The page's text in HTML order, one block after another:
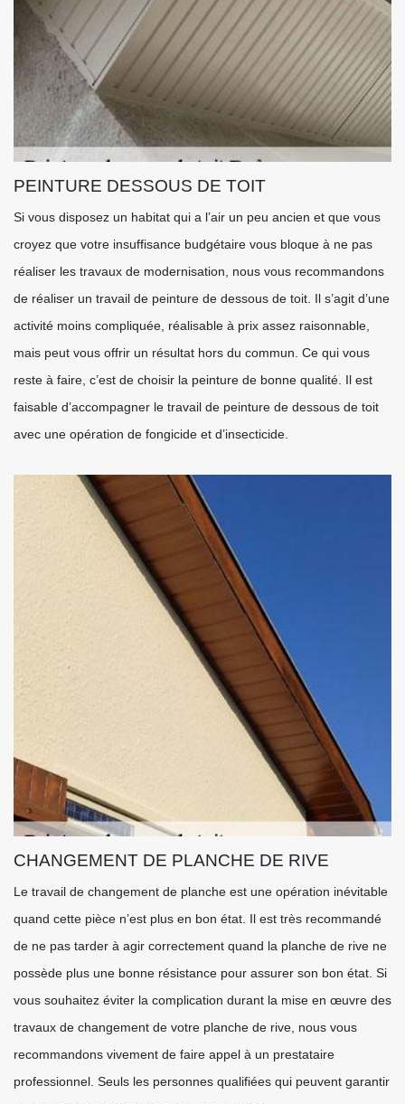
PEINTURE DESSOUS DE TOIT
Si vous disposez un habitat qui a l’air un peu ancien et que vous
croyez que votre insuffisance budgétaire vous bloque à ne pas
réaliser les travaux de modernisation, nous vous recommandons
de réaliser un travail de peinture de dessous de toit. Il s’agit d’une
activité moins compliquée, réalisable à prix assez raisonnable,
mais peut vous offrir un résultat hors du commun. Ce qui vous
reste à faire, c’est de choisir la peinture de bonne qualité. Il est
faisable d’accompagner le travail de peinture de dessous de toit
avec une opération de fongicide et d’insecticide.
CHANGEMENT DE PLANCHE DE RIVE
Le travail de changement de planche est une opération inévitable
quand cette pièce n’est plus en bon état. Il est très recommandé
de ne pas tarder à agir correctement quand la planche de rive ne
possède plus une bonne résistance pour assurer son bon état. Si
vous souhaitez éviter la complication durant la mise en œuvre des
travaux de changement de votre planche de rive, nous vous
recommandons vivement de faire appel à un prestataire
professionnel. Seuls les personnes qualifiées qui peuvent garantir